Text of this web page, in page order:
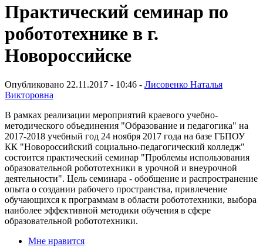
Практический семинар по
робототехнике в г.
Новороссийске
Опубликовано 22.11.2017 - 10:46 - Лисовенко Наталья
Викторовна
В рамках реализации мероприятий краевого учебно-
методического объединения "Образование и педагогика" на
2017-2018 учебный год 24 ноября 2017 года на базе ГБПОУ
КК "Новороссийский социально-педагогический колледж"
состоится практический семинар "Проблемы использования
образовательной робототехники в урочной и внеурочной
деятельности". Цель семинара - обобщение и распространение
опыта о создании рабочего пространства, привлечение
обучающихся к программам в области робототехники, выбора
наиболее эффективной методики обучения в сфере
образовательной робототехники.
Мне нравится